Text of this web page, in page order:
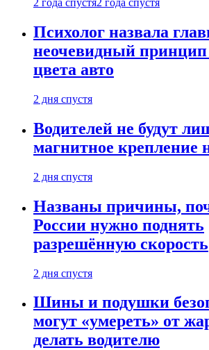
2 года спустя2 года спустя
Психолог назвала
неочевидный
цвета авто
2 дня спустя
Водителей не будут
магнитное крепление
2 дня спустя
Названы причины,
России нужно поднять
разрешённую скорость
2 дня спустя
Шины и подушки
могут «умереть» от
делать водителю